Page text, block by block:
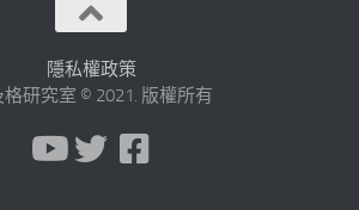
隱私權政策
格研究室 © 2021. 版權所有